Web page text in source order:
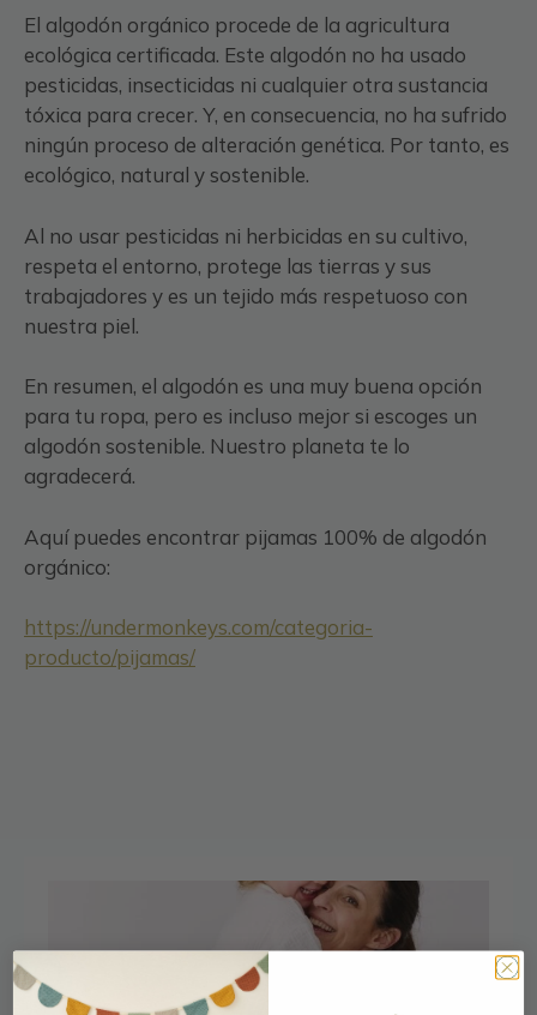
El algodón orgánico procede de la agricultura
ecológica certificada. Este algodón no ha usado
pesticidas, insecticidas ni cualquier otra sustancia
tóxica para crecer. Y, en consecuencia, no ha sufrido
ningún proceso de alteración genética. Por tanto, es
ecológico, natural y sostenible.
Al no usar pesticidas ni herbicidas en su cultivo,
respeta el entorno, protege las tierras y sus
trabajadores y es un tejido más respetuoso con
nuestra piel.
En resumen, el algodón es una muy buena opción
para tu ropa, pero es incluso mejor si escoges un
algodón sostenible. Nuestro planeta te lo
agradecerá.
Aquí puedes encontrar pijamas 100% de algodón
orgánico:
https://undermonkeys.com/categoria-
producto/pijamas/